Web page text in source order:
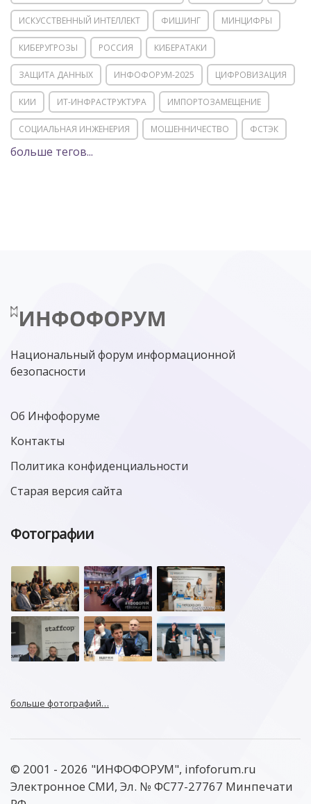
ИСКУССТВЕННЫЙ ИНТЕЛЛЕКТ ФИШИНГ МИНЦИФРЫ
КИБЕРУГРОЗЫ РОССИЯ КИБЕРАТАКИ
ЗАЩИТА ДАННЫХ ИНФОФОРУМ-2025 ЦИФРОВИЗАЦИЯ
КИИ ИТ-ИНФРАСТРУКТУРА ИМПОРТОЗАМЕЩЕНИЕ
СОЦИАЛЬНАЯ ИНЖЕНЕРИЯ МОШЕННИЧЕСТВО ФСТЭК
POSITIVE TECHNOLOGIES
МИНЦИФРЫ РОССИИ NGFW
больше тегов...
Национальный форум информационной
безопасности
Об Инфофоруме
Контакты
Политика конфиденциальности
Старая версия сайта
Фотографии
больше фотографий…
© 2001 - 2026 "ИНФОФОРУМ", infoforum.ru
Электронное СМИ, Эл. № ФС77-27767 Минпечати